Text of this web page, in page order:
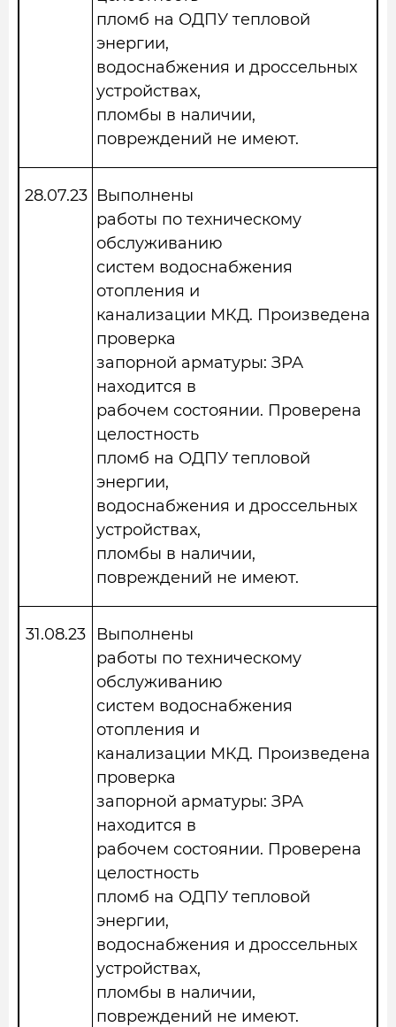
пломб на ОДПУ тепловой
энергии,
водоснабжения и дроссельных
устройствах,
пломбы в наличии,
повреждений не имеют.
28.07.23 Выполнены
работы по техническому
обслуживанию
систем водоснабжения
отопления и
канализации МКД. Произведена
проверка
запорной арматуры: ЗРА
находится в
рабочем состоянии. Проверена
целостность
пломб на ОДПУ тепловой
энергии,
водоснабжения и дроссельных
устройствах,
пломбы в наличии,
повреждений не имеют.
31.08.23
Выполнены
работы по техническому
обслуживанию
систем водоснабжения
отопления и
канализации МКД. Произведена
проверка
запорной арматуры: ЗРА
находится в
рабочем состоянии. Проверена
целостность
пломб на ОДПУ тепловой
энергии,
водоснабжения и дроссельных
устройствах,
пломбы в наличии,
повреждений не имеют.